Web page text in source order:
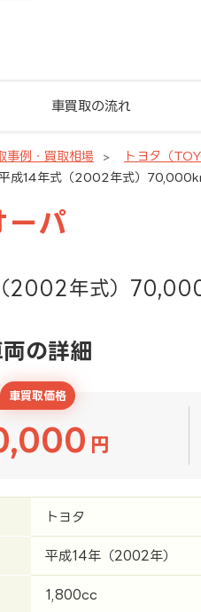
車買取の流れ
事例・買取相場 トヨタ（
平成14年式（2002年式）
ーパ
2002年式）
の詳細
車買取価格
円
トヨタ
平成14年（2002年）
1,800cc